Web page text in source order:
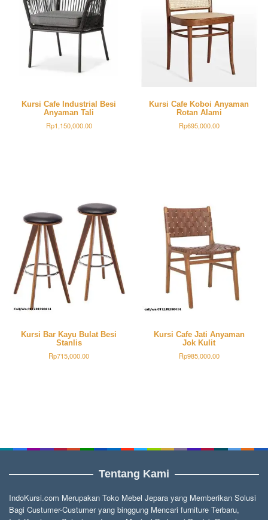
Kursi Cafe Industrial Besi
Anyaman Tali
Rp1,150,000.00
Kursi Cafe Koboi Anyaman
Rotan Alami
Rp695,000.00
Kursi Bar Kayu Bulat Besi
Stanlis
Rp715,000.00
Kursi Cafe Jati Anyaman
Jok Kulit
Rp985,000.00
Tentang Kami
IndoKursi.com Merupakan Toko Mebel Jepara yang Memberikan Solusi
Bagi Custumer-Custumer yang binggung Mencari furniture Terbaru,